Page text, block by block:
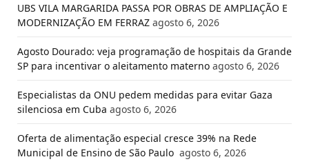
UBS VILA MARGARIDA PASSA POR OBRAS DE AMPLIAÇÃO E
MODERNIZAÇÃO EM FERRAZ agosto 6, 2026
Agosto Dourado: veja programação de hospitais da Grande
SP para incentivar o aleitamento materno agosto 6, 2026
Especialistas da ONU pedem medidas para evitar Gaza
silenciosa em Cuba agosto 6, 2026
Oferta de alimentação especial cresce 39% na Rede
Municipal de Ensino de São Paulo agosto 6, 2026